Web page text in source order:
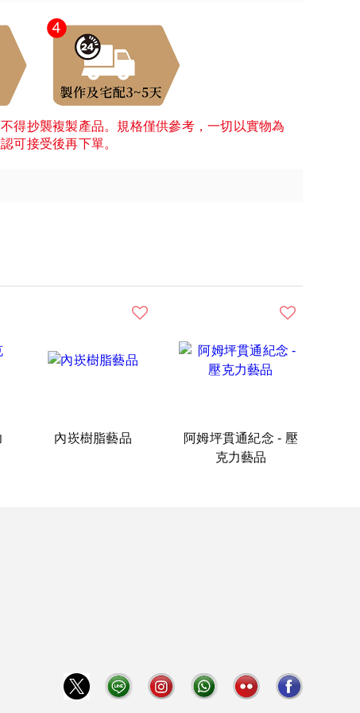
得抄襲複製產品。規格僅供參考，一切以實物為
可接受後再下單。
內崁樹脂藝品
阿姆坪貫通紀念 - 壓
克力藝品